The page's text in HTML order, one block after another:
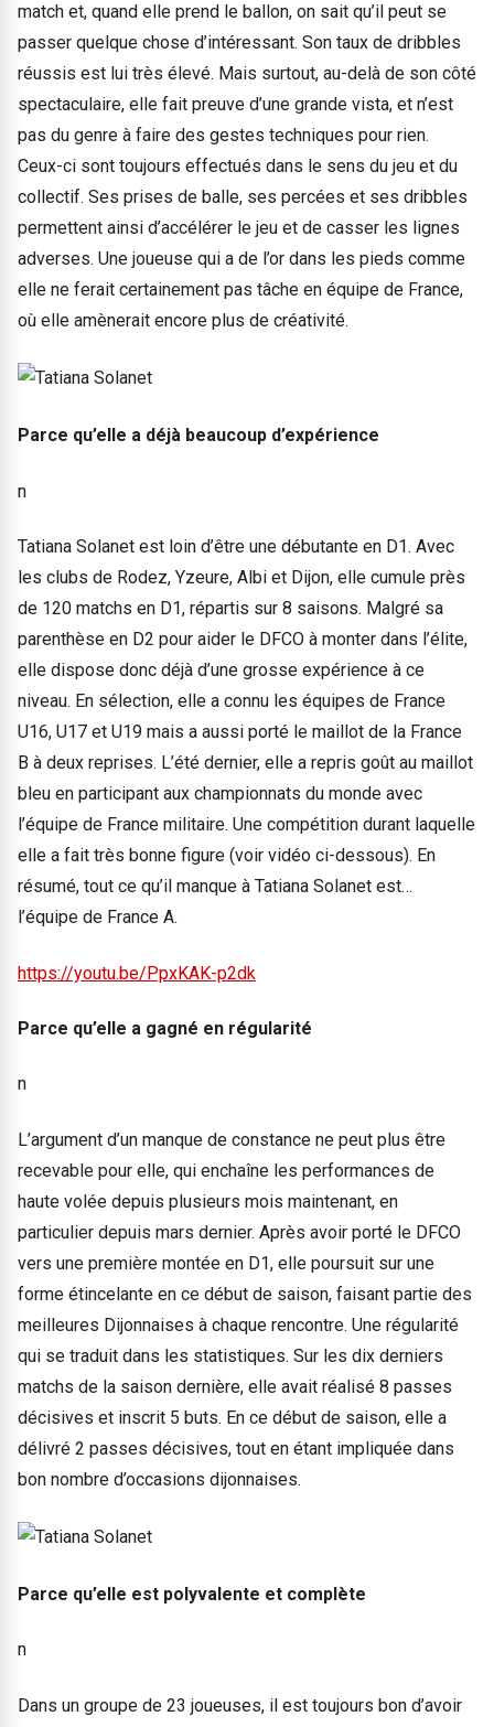
match et, quand elle prend le ballon, on sait qu’il peut se
passer quelque chose d’intéressant. Son taux de dribbles
réussis est lui très élevé. Mais surtout, au-delà de son côté
spectaculaire, elle fait preuve d’une grande vista, et n’est
pas du genre à faire des gestes techniques pour rien.
Ceux-ci sont toujours effectués dans le sens du jeu et du
collectif. Ses prises de balle, ses percées et ses dribbles
permettent ainsi d’accélérer le jeu et de casser les lignes
adverses. Une joueuse qui a de l’or dans les pieds comme
elle ne ferait certainement pas tâche en équipe de France,
où elle amènerait encore plus de créativité.
Parce qu’elle a déjà beaucoup d’expérience
n
Tatiana Solanet est loin d’être une débutante en D1. Avec
les clubs de Rodez, Yzeure, Albi et Dijon, elle cumule près
de 120 matchs en D1, répartis sur 8 saisons. Malgré sa
parenthèse en D2 pour aider le DFCO à monter dans l’élite,
elle dispose donc déjà d’une grosse expérience à ce
niveau. En sélection, elle a connu les équipes de France
U16, U17 et U19 mais a aussi porté le maillot de la France
B à deux reprises. L’été dernier, elle a repris goût au maillot
bleu en participant aux championnats du monde avec
l’équipe de France militaire. Une compétition durant laquelle
elle a fait très bonne figure (voir vidéo ci-dessous). En
résumé, tout ce qu’il manque à Tatiana Solanet est…
l’équipe de France A.
https://youtu.be/PpxKAK-p2dk
Parce qu’elle a gagné en régularité
n
L’argument d’un manque de constance ne peut plus être
recevable pour elle, qui enchaîne les performances de
haute volée depuis plusieurs mois maintenant, en
particulier depuis mars dernier. Après avoir porté le DFCO
vers une première montée en D1, elle poursuit sur une
forme étincelante en ce début de saison, faisant partie des
meilleures Dijonnaises à chaque rencontre. Une régularité
qui se traduit dans les statistiques. Sur les dix derniers
matchs de la saison dernière, elle avait réalisé 8 passes
décisives et inscrit 5 buts. En ce début de saison, elle a
délivré 2 passes décisives, tout en étant impliquée dans
bon nombre d’occasions dijonnaises.
Parce qu’elle est polyvalente et complète
n
Dans un groupe de 23 joueuses, il est toujours bon d’avoir